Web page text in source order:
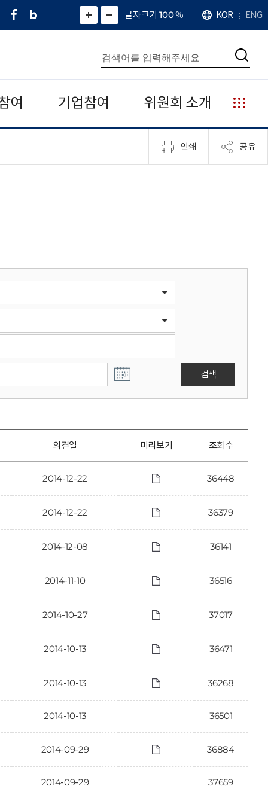
페
네
그
)
화
면
면
소
확
대
치
글자크기 100%
언
어
KOR ENG
통
합
검
색
검
여 기업참여 위원회 소개
누
리
집
안
인쇄 공유
검색
의결일 미리보기 조회수
2014-12-22 36448
2014-12-22 36379
2014-12-08 36141
2014-11-10 36516
2014-10-27 37017
2014-10-13 36471
2014-10-13 36268
2014-10-13 36501
2014-09-29 36884
2014-09-29 37659